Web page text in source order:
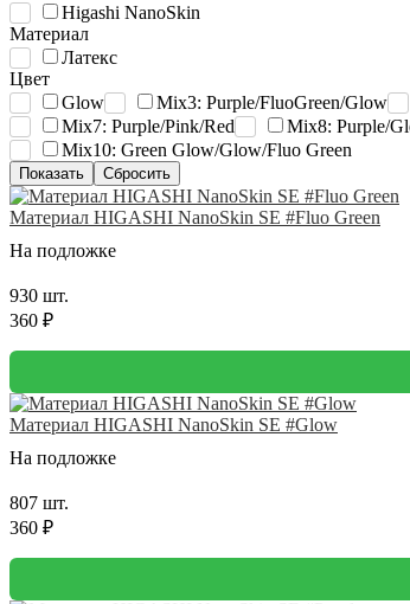
Higashi NanoSkin
Материал
Латекс
Цвет
Glow
Mix3: Purple/FluoGreen/Glow
Mix7: Purple/Pink/Red
Mix8: Purple/
Mix10: Green Glow/Glow/Fluo Green
Материал HIGASHI NanoSkin SE #Fluo Green
На подложке
930 шт.
360 ₽
Материал HIGASHI NanoSkin SE #Glow
На подложке
807 шт.
360 ₽